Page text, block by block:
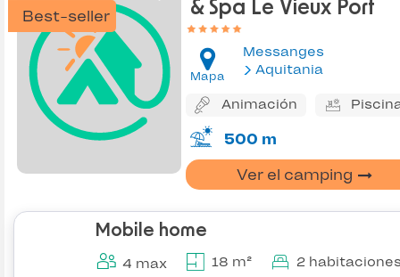
Best-seller
& Spa Le Vieux Port
Mapa
Messanges
Aquitania
Animación
500 m
Ver el camping
Mobile home
4 max 18 m² 2